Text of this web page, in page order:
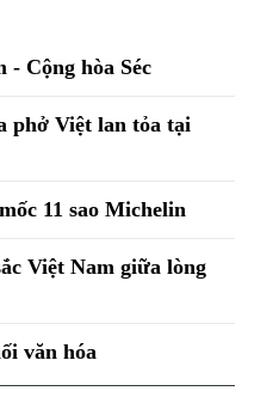
- Cộng hòa Séc
phở Việt lan tỏa tại
11 sao Michelin
Việt Nam giữa lòng
văn hóa